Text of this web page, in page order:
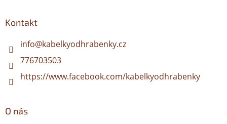
Kontakt
info@kabelkyodhrabenky.cz
776703503
https://www.facebook.com/kabelkyodhrabenky
O nás